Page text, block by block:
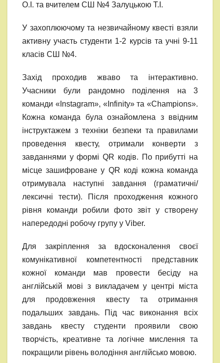
О.І. та вчителем СШ №4 Залуцькою Т.І.
У захоплюючому та незвичайному квесті взяли
активну участь студенти 1-2 курсів та учні 9-11
класів СШ №4.
Захід проходив жваво та інтерактивно.
Учасники були рандомно поділення на 3
команди «Instagram», «Infinity» та «Champions».
Кожна команда була ознайомлена з ввідним
інструктажем з техніки безпеки та правилами
проведення квесту, отримали конверти з
завданнями у формі QR кодів. По прибутті на
місце зашифроване у QR коді кожна команда
отримувала наступні завдання (граматичні/
лексичні тести). Після проходження кожного
рівня команди робили фото звіт у створену
напередодні робочу групу у Viber.
Для закріплення за вдосконалення своєї
комунікативної компетентності представник
кожної команди мав провести бесіду на
англійській мові з викладачем у центрі міста
для продовження квесту та отримання
подальших завдань. Під час виконання всіх
завдань квесту студенти проявили свою
творчість, креативне та логічне мислення та
покращили рівень володіння англійсько мовою.